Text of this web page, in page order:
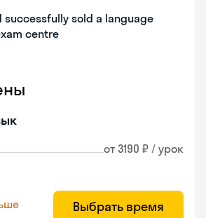
successfully sold a language
centre
от 3190 ₽ / урок
Выбрать время